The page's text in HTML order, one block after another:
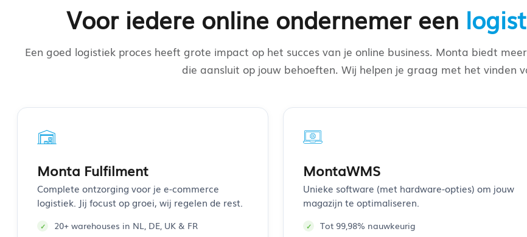
Voor iedere online ondernemer een
Een goed logistiek proces heeft grote impact op het succes van je online business. Monta biedt
die aansluit op jouw behoeften. Wij helpen je graag met het vinden
Monta Fulfilment
Complete ontzorging voor je e-commerce
logistiek. Jij focust op groei, wij regelen de rest.
20+ warehouses in NL, DE, UK & FR
MontaWMS
Unieke software (met hardware-opties) om jouw
magazijn te optimaliseren.
Tot 99,98% nauwkeurig